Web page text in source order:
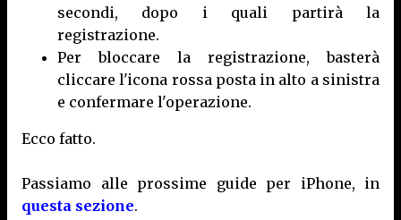
secondi, dopo i quali partirà la
registrazione.
Per bloccare la registrazione, basterà
cliccare l'icona rossa posta in alto a sinistra
e confermare l'operazione.
Ecco fatto.
Passiamo alle prossime guide per iPhone, in
questa sezione.